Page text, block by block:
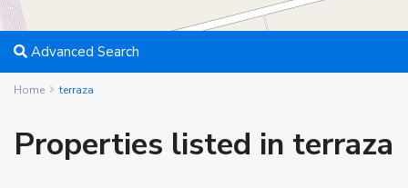
Advanced Search
Home terraza
Properties listed in terraza